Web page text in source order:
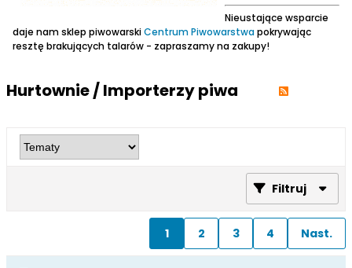
Nieustające wsparcie
daje nam sklep piwowarskiCentrum Piwowarstwapokrywając
resztę brakujących talarów - zapraszamy na zakupy!
Hurtownie / Importerzy piwa
Filtruj
1 2 3 4 Nast.